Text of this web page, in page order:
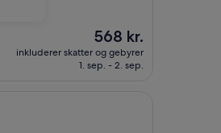
Prisen
568 kr.
568 kr.
inkluderer skatter og gebyrer
1. sep. - 2. sep.